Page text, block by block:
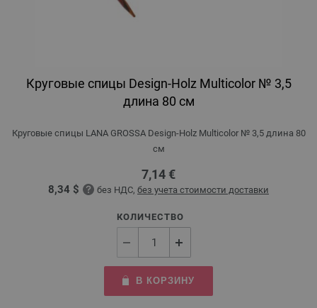
Круговые спицы Design-Holz Multicolor № 3,5
длина 80 см
Круговые спицы LANA GROSSA Design-Holz Multicolor № 3,5 длина 80
см
7,14 €
8,34 $ без НДС, без учета стоимости доставки
КОЛИЧЕСТВО
В КОРЗИНУ